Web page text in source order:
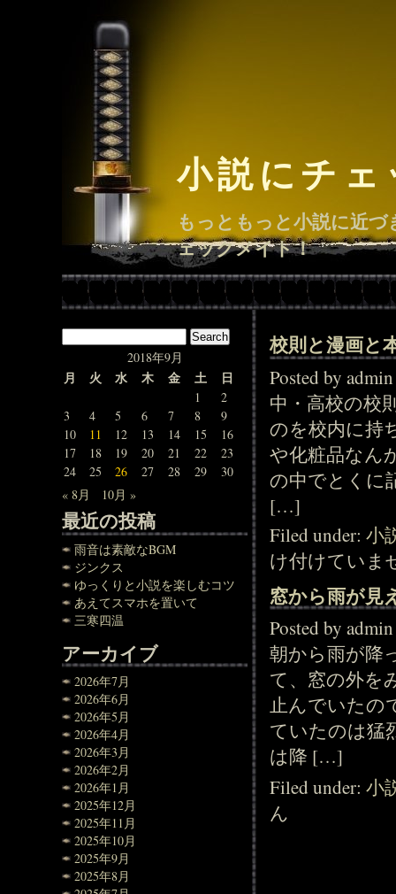
小説にチ
もっともっと小説に近
ェックメイト！
2018年9月
月 火 水 木 金 土 日
1
2
3
4 5 6 7 8
9
10
11 12 13 14 15
16
17
18 19 20 21 22
23
24
25 26 27 28 29
30
« 8月
10月 »
最近の投稿
雨音は素敵なBGM
ジンクス
ゆっくりと小説を楽しむコツ
あえてスマホを置いて
三寒四温
アーカイブ
2026年7月
2026年6月
2026年5月
2026年4月
2026年3月
2026年2月
2026年1月
2025年12月
2025年11月
2025年10月
2025年9月
2025年8月
校則と漫画と
Posted by
中・高校の校
のを校内に持
や化粧品なん
の中でとくに
[…]
Filed under:小
け付けていま
窓から雨が見
Posted by
朝から雨が降
て、窓の外を
止んでいたの
ていたのは猛
は降 […]
Filed under:小
ん